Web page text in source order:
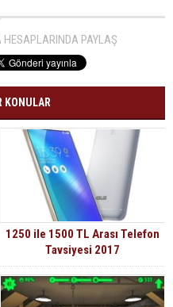
HESAPLARINDA PAYLAŞ
KONULAR
1250 ile 1500 TL Arası Telefon
Tavsiyesi 2017